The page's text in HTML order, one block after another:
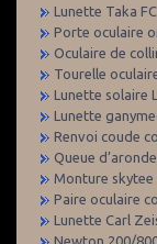
Lunette Taka
Porte oculaire
Oculaire de
Tourelle
Lunette solaire
Lunette
Renvoi coude
Queue
Monture skytee
Paire oculaire
Lunette Carl
Newton 200/